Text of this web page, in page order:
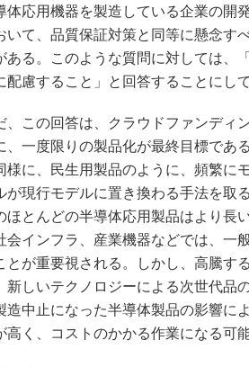
JASA発IoT通信
IHSアナリスト「未
ための新行動論
応用機器を製造している企業の開
いて、品質保証対策と同等に懸念す
ある。このような質問に対しては、
配慮すること」と回答することにして
この回答は、クラウドファンディ
、一度限りの製品化が最終目標であ
様に、民生用製品のように、頻繁に
が現行モデルに置き換わる手法を取
ほとんどの半導体応用製品はより長
会インフラ、産業機器などでは、一
とが重要視される。しかし、高騰す
新しいテクノロジーによる次世代品
造中止になった半導体製品の影響に
高く、コストのかかる作業になる可